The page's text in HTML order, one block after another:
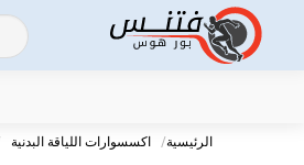
الرئيسية اكسسوارات اللياقة البدنية